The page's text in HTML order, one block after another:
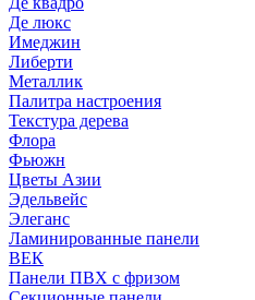
Де люкс
Имеджин
Либерти
Металлик
Палитра настроения
Текстура дерева
Флора
Фьюжн
Цветы Азии
Эдельвейс
Элеганс
Ламинированные панели
ВЕК
Панели ПВХ с фризом